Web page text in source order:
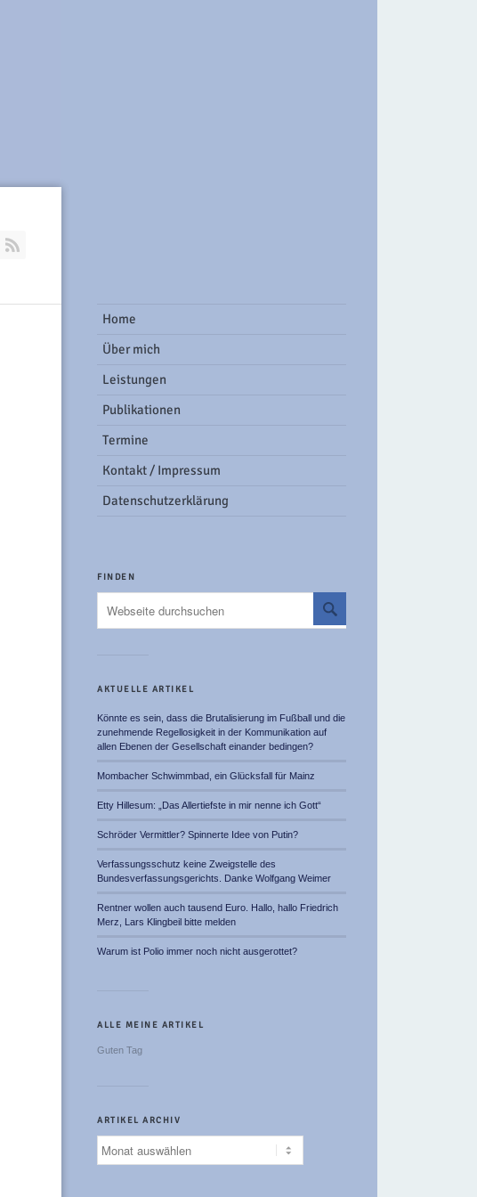
Join our Facebook Group
Home
Über mich
Leistungen
Publikationen
Termine
Kontakt / Impressum
Datenschutzerklärung
FINDEN
AKTUELLE ARTIKEL
Könnte es sein, dass die Brutalisierung im Fußball und die
zunehmende Regellosigkeit in der Kommunikation auf
allen Ebenen der Gesellschaft einander bedingen?
Mombacher Schwimmbad, ein Glücksfall für Mainz
Etty Hillesum: „Das Allertiefste in mir nenne ich Gott“
Schröder Vermittler? Spinnerte Idee von Putin?
Verfassungsschutz keine Zweigstelle des
Bundesverfassungsgerichts. Danke Wolfgang Weimer
Rentner wollen auch tausend Euro. Hallo, hallo Friedrich
Merz, Lars Klingbeil bitte melden
Warum ist Polio immer noch nicht ausgerottet?
ALLE MEINE ARTIKEL
Guten Tag
ARTIKEL ARCHIV
Artikel
Archiv